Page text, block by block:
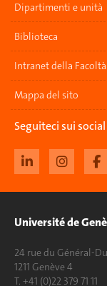
Dipartimenti e unità
Biblioteca
Intranet della Facoltà
Mappa del sito
Seguiteci sui
Université de
24 rue du Général-
1211 Genève 4
T. +41 (0)22 379 71 11